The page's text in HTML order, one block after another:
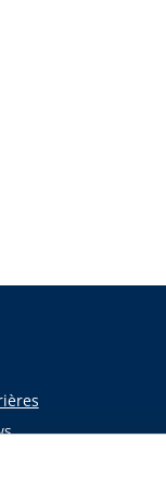
pour la presse